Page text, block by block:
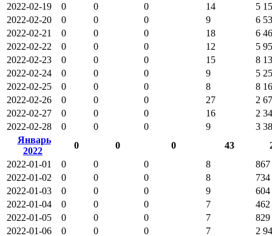
2022-02-19
0 0 0 14
5
2022-02-20
0 0 0 9
6
2022-02-21
0 0 0 18
6
2022-02-22
0 0 0 12
5
2022-02-23
0 0 0 15
8
2022-02-24
0 0 0 9
5
2022-02-25
0 0 0 8
8
2022-02-26
0 0 0 27
2
2022-02-27
0 0 0 16
2
2022-02-28
0 0 0 9
3
Январь
2022
0 0 0 43
2022-01-01
0 0 0 8
867
2022-01-02
0 0 0 8
734
2022-01-03
0 0 0 9
604
2022-01-04
0 0 0 7
462
2022-01-05
0 0 0 7
829
2022-01-06
0 0 0 7 2